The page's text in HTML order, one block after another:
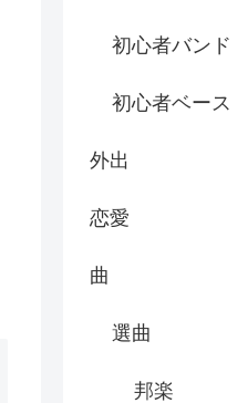
初心者バンド
初心者ベース
外出
恋愛
曲
選曲
邦楽